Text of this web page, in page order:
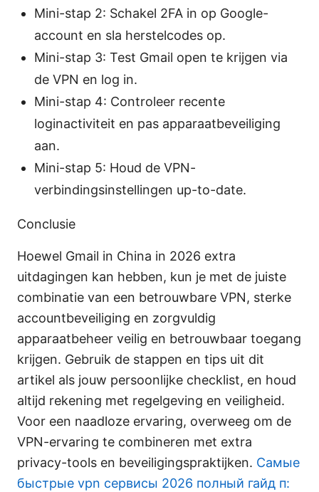
Mini-stap 2: Schakel 2FA in op Google-
account en sla herstelcodes op.
Mini-stap 3: Test Gmail open te krijgen via
de VPN en log in.
Mini-stap 4: Controleer recente
loginactiviteit en pas apparaatbeveiliging
aan.
Mini-stap 5: Houd de VPN-
verbindingsinstellingen up-to-date.
Conclusie
Hoewel Gmail in China in 2026 extra
uitdagingen kan hebben, kun je met de juiste
combinatie van een betrouwbare VPN, sterke
accountbeveiliging en zorgvuldig
apparaatbeheer veilig en betrouwbaar toegang
krijgen. Gebruik de stappen en tips uit dit
artikel als jouw persoonlijke checklist, en houd
altijd rekening met regelgeving en veiligheid.
Voor een naadloze ervaring, overweeg om de
VPN-ervaring te combineren met extra
privacy-tools en beveiligingspraktijken. Самые
быстрые vpn сервисы 2026 полный гайд п: